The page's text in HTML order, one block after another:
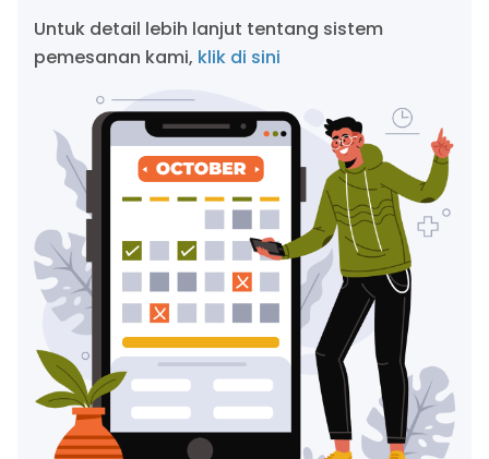
Untuk detail lebih lanjut tentang sistem
pemesanan kami, klik di sini